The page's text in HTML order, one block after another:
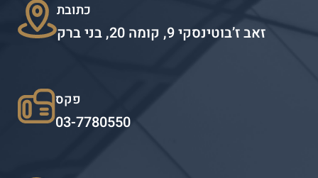
כתובת
זאב ז’בוטינסקי 9, קומה 20, בני ברק
פקס
03-7780550